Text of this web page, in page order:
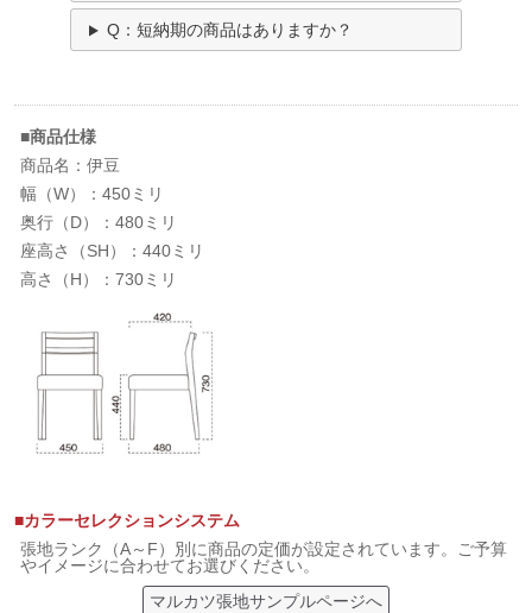
Q：短納期の商品はありますか？
■商品仕様
商品名：伊豆
幅（W）：450ミリ
奥行（D）：480ミリ
座高さ（SH）：440ミリ
高さ（H）：730ミリ
■カラーセレクションシステム
張地ランク（A～F）別に商品の定価が設定されています。ご予算
やイメージに合わせてお選びください。
マルカツ張地サンプルページへ